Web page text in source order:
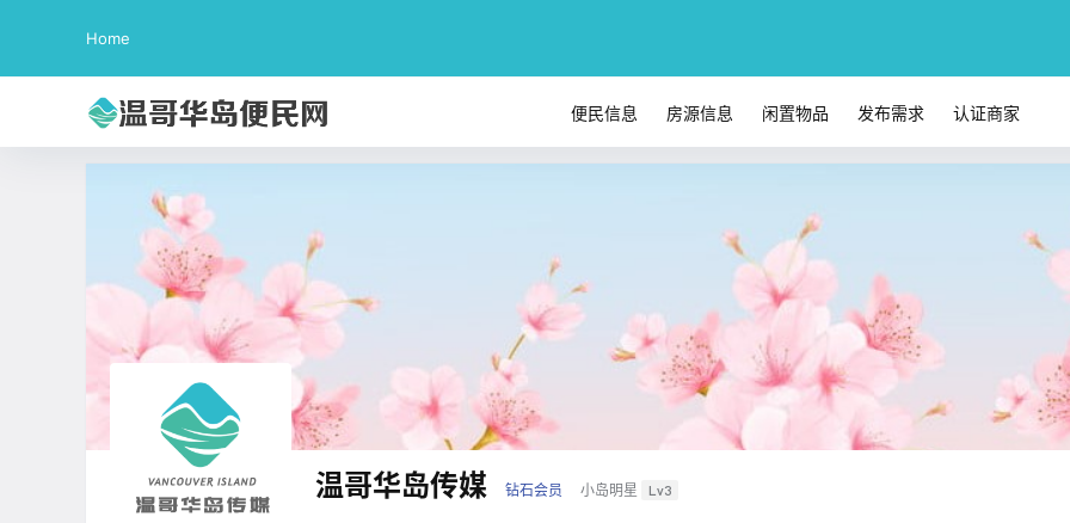
Home
便民信息 房源信息 闲置物品 发布需求 认证商家
温哥华岛传媒 钻石会员 小岛明星 Lv3